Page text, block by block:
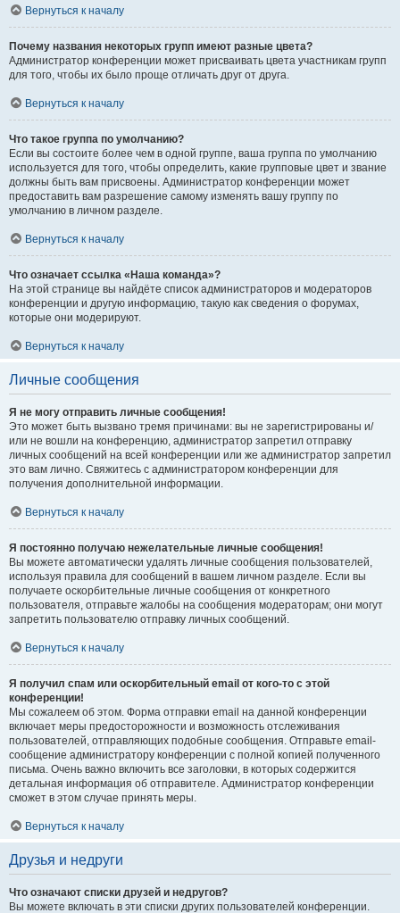
Вернуться к началу
Почему названия некоторых групп имеют разные цвета?
Администратор конференции может присваивать цвета участникам групп
для того, чтобы их было проще отличать друг от друга.
Вернуться к началу
Что такое группа по умолчанию?
Если вы состоите более чем в одной группе, ваша группа по умолчанию
используется для того, чтобы определить, какие групповые цвет и звание
должны быть вам присвоены. Администратор конференции может
предоставить вам разрешение самому изменять вашу группу по
умолчанию в личном разделе.
Вернуться к началу
Что означает ссылка «Наша команда»?
На этой странице вы найдёте список администраторов и модераторов
конференции и другую информацию, такую как сведения о форумах,
которые они модерируют.
Вернуться к началу
Личные сообщения
Я не могу отправить личные сообщения!
Это может быть вызвано тремя причинами: вы не зарегистрированы и/
или не вошли на конференцию, администратор запретил отправку
личных сообщений на всей конференции или же администратор запретил
это вам лично. Свяжитесь с администратором конференции для
получения дополнительной информации.
Вернуться к началу
Я постоянно получаю нежелательные личные сообщения!
Вы можете автоматически удалять личные сообщения пользователей,
используя правила для сообщений в вашем личном разделе. Если вы
получаете оскорбительные личные сообщения от конкретного
пользователя, отправьте жалобы на сообщения модераторам; они могут
запретить пользователю отправку личных сообщений.
Вернуться к началу
Я получил спам или оскорбительный email от кого-то с этой
конференции!
Мы сожалеем об этом. Форма отправки email на данной конференции
включает меры предосторожности и возможность отслеживания
пользователей, отправляющих подобные сообщения. Отправьте email-
сообщение администратору конференции с полной копией полученного
письма. Очень важно включить все заголовки, в которых содержится
детальная информация об отправителе. Администратор конференции
сможет в этом случае принять меры.
Вернуться к началу
Друзья и недруги
Что означают списки друзей и недругов?
Вы можете включать в эти списки других пользователей конференции.